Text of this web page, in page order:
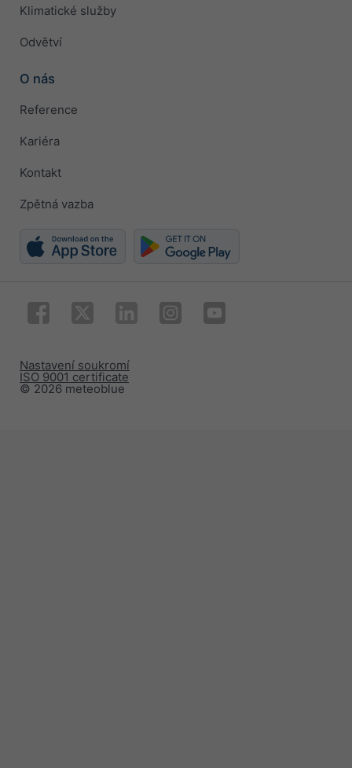
Klimatické služby
Odvětví
O nás
Reference
Kariéra
Kontakt
Zpětná vazba
© 2026 meteoblue
ISO 9001 certificate
Nastavení soukromí